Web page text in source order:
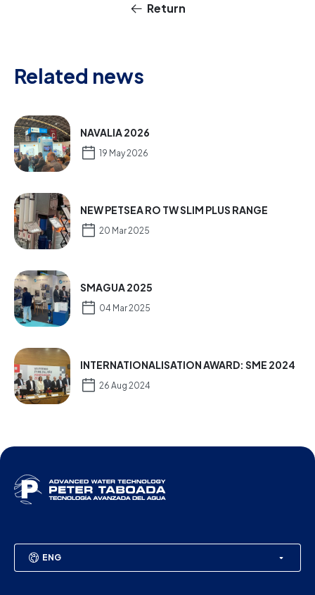
Return
Related news
NAVALIA 2026
19 May 2026
NEW PETSEA RO TW SLIM PLUS RANGE
20 Mar 2025
SMAGUA 2025
04 Mar 2025
INTERNATIONALISATION AWARD: SME 2024
26 Aug 2024
ENG